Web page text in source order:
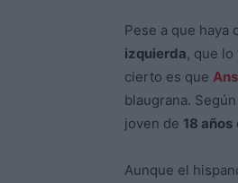
Pese a que haya
izquierda, que
cierto es que
blaugrana.
joven de 18 años
Aunque el